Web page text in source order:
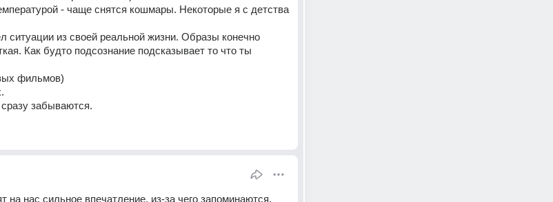
- чаще снятся кошмары. Некоторые я с детства
ситуации из своей реальной жизни. Образы конечно
Как будто подсознание подсказывает то что ты
фильмов)
забываются.
на нас сильное впечатление, из-за чего запоминаются.